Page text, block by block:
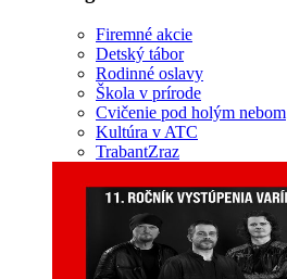
Firemné akcie
Detský tábor
Rodinné oslavy
Škola v prírode
Cvičenie pod holým nebom
Kultúra v ATC
TrabantZraz